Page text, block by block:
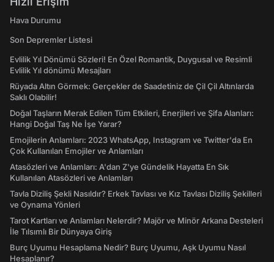
Hava Durumu
Son Depremler Listesi
Evlilik Yıl Dönümü Sözleri! En Özel Romantik, Duygusal ve Resimli
Evlilik Yıl dönümü Mesajları
Rüyada Altın Görmek: Gerçekler de Saadetiniz de Çil Çil Altınlarda
Saklı Olabilir!
Doğal Taşların Merak Edilen Tüm Etkileri, Enerjileri ve Şifa Alanları:
Hangi Doğal Taş Ne İşe Yarar?
Emojilerin Anlamları: 2023 WhatsApp, Instagram ve Twitter'da En
Çok Kullanılan Emojiler ve Anlamları
Atasözleri ve Anlamları: A'dan Z'ye Gündelik Hayatta En Sık
Kullanılan Atasözleri ve Anlamları
Tavla Diziliş Şekli Nasıldır? Erkek Tavlası ve Kız Tavlası Diziliş Şekilleri
ve Oynama Yönleri
Tarot Kartları ve Anlamları Nelerdir? Majör ve Minör Arkana Desteleri
İle Tılsımlı Bir Dünyaya Giriş
Burç Uyumu Hesaplama Nedir? Burç Uyumu, Aşk Uyumu Nasıl
Hesaplanır?